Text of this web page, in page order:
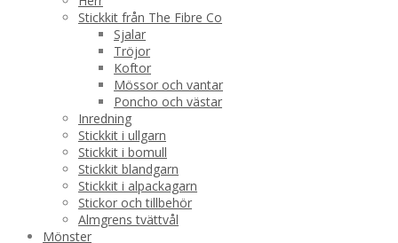
Stickkit från The Fibre Co
Sjalar
Tröjor
Koftor
Mössor och vantar
Poncho och västar
Inredning
Stickkit i ullgarn
Stickkit i bomull
Stickkit blandgarn
Stickkit i alpackagarn
Stickor och tillbehör
Almgrens tvättvål
Mönster